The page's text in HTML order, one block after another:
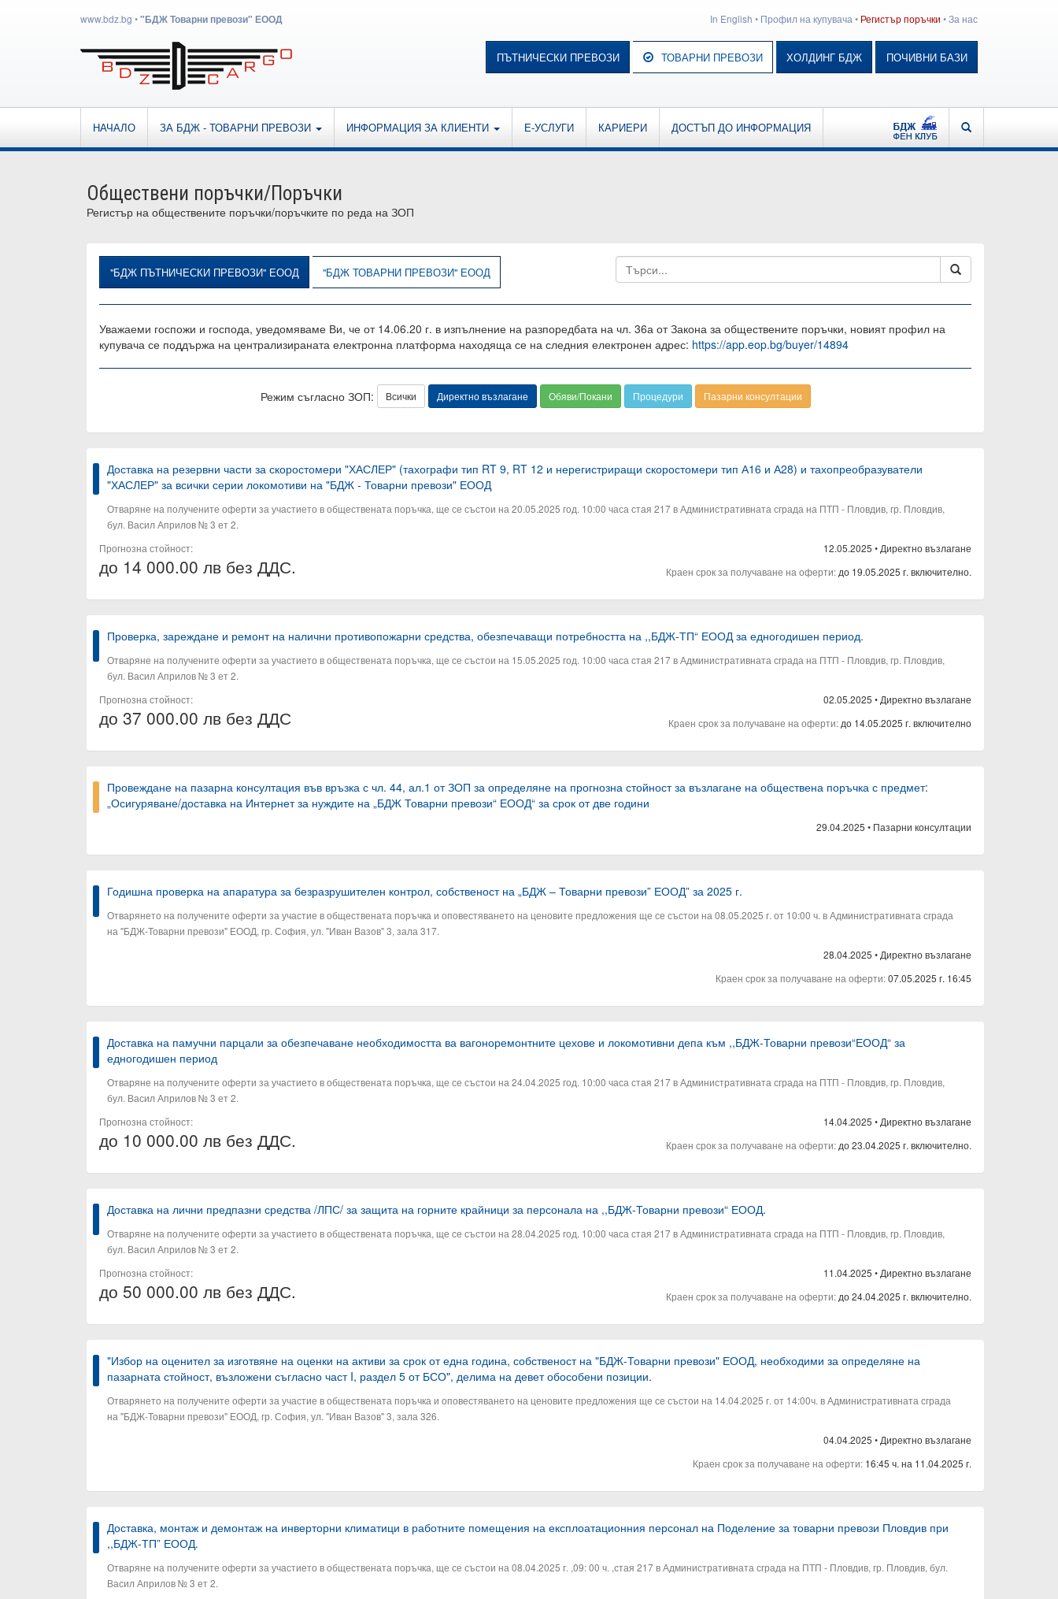
www.bdz.bg •"БДЖ Товарни превози" ЕООД In English • Профил на купувача • Регистър поръчки •За нас
ПЪТНИЧЕСКИ ПРЕВОЗИ ТОВАРНИ ПРЕВОЗИ ХОЛДИНГ БДЖ ПОЧИВНИ БАЗИ
НАЧАЛО ЗА БДЖ - ТОВАРНИ ПРЕВОЗИ ИНФОРМАЦИЯ ЗА КЛИЕНТИ Е-УСЛУГИ КАРИЕРИ ДОСТЪП ДО ИНФОРМАЦИЯ
БДЖ - ФЕН КЛУБ ТЪРСЕНЕ
Обществени поръчки/Поръчки
Регистър на обществените поръчки/поръчките по реда на ЗОП
"БДЖ ПЪТНИЧЕСКИ ПРЕВОЗИ" ЕООД "БДЖ ТОВАРНИ ПРЕВОЗИ" ЕООД
Уважаеми госпожи и господа, уведомяваме Ви, че от 14.06.20 г. в изпълнение на разпоредбата на чл. 36а от Закона за обществените поръчки, новият профил на
купувача се поддържа на централизираната електронна платформа находяща се на следния електронен адрес: https://app.eop.bg/buyer/14894
Режим съгласно ЗОП: Всички Директно възлагане Обяви/Покани Процедури Пазарни консултации
Доставка на резервни части за скоростомери "ХАСЛЕР" (тахографи тип RT 9, RT 12 и нерегистриращи скоростомери тип А16 и А28) и тахопреобразуватели
"ХАСЛЕР" за всички серии локомотиви на "БДЖ - Товарни превози" ЕООД
Отваряне на получените оферти за участието в обществената поръчка, ще се състои на 20.05.2025 год. 10:00 часа стая 217 в Административната сграда на ПТП - Пловдив, гр. Пловдив,
бул. Васил Априлов № 3 ет 2.
Прогнозна стойност:
до 14 000.00 лв без ДДС.
12.05.2025 • Директно възлагане
Краен срок за получаване на оферти: до 19.05.2025 г. включително.
Проверка, зареждане и ремонт на налични противопожарни средства, обезпечаващи потребността на ,,БДЖ-ТП“ ЕООД за едногодишен период.
Отваряне на получените оферти за участието в обществената поръчка, ще се състои на 15.05.2025 год. 10:00 часа стая 217 в Административната сграда на ПТП - Пловдив, гр. Пловдив,
бул. Васил Априлов № 3 ет 2.
Прогнозна стойност:
до 37 000.00 лв без ДДС
02.05.2025 • Директно възлагане
Краен срок за получаване на оферти: до 14.05.2025 г. включително
Провеждане на пазарна консултация във връзка с чл. 44, ал.1 от ЗОП за определяне на прогнозна стойност за възлагане на обществена поръчка с предмет:
„Осигуряване/доставка на Интернет за нуждите на „БДЖ Товарни превози“ ЕООД“ за срок от две години
29.04.2025 • Пазарни консултации
Годишна проверка на апаратура за безразрушителен контрол, собственост на „БДЖ – Товарни превози” ЕООД” за 2025 г.
Отварянето на получените оферти за участие в обществената поръчка и оповестяването на ценовите предложения ще се състои на 08.05.2025 г. от 10:00 ч. в Административната сграда
на "БДЖ-Товарни превози" ЕООД, гр. София, ул. "Иван Вазов" 3, зала 317.
28.04.2025 • Директно възлагане
Краен срок за получаване на оферти:07.05.2025 г. 16:45
Доставка на памучни парцали за обезпечаване необходимостта ва вагоноремонтните цехове и локомотивни депа към ,,БДЖ-Товарни превози“ЕООД“ за
едногодишен период
Отваряне на получените оферти за участието в обществената поръчка, ще се състои на 24.04.2025 год. 10:00 часа стая 217 в Административната сграда на ПТП - Пловдив, гр. Пловдив,
бул. Васил Априлов № 3 ет 2.
Прогнозна стойност:
до 10 000.00 лв без ДДС.
14.04.2025 • Директно възлагане
Краен срок за получаване на оферти: до 23.04.2025 г. включително.
Доставка на лични предпазни средства /ЛПС/ за защита на горните крайници за персонала на ,,БДЖ-Товарни превози“ ЕООД.
Отваряне на получените оферти за участието в обществената поръчка, ще се състои на 28.04.2025 год. 10:00 часа стая 217 в Административната сграда на ПТП - Пловдив, гр. Пловдив,
бул. Васил Априлов № 3 ет 2.
Прогнозна стойност:
до 50 000.00 лв без ДДС.
11.04.2025 • Директно възлагане
Краен срок за получаване на оферти: до 24.04.2025 г. включително.
"Избор на оценител за изготвяне на оценки на активи за срок от една година, собственост на "БДЖ-Товарни превози" ЕООД, необходими за определяне на
пазарната стойност, възложени съгласно част I, раздел 5 от БСО", делима на девет обособени позиции.
Отварянето на получените оферти за участие в обществената поръчка и оповестяването на ценовите предложения ще се състои на 14.04.2025 г. от 14:00ч. в Административната сграда
на "БДЖ-Товарни превози" ЕООД, гр. София, ул. "Иван Вазов" 3, зала 326.
04.04.2025 • Директно възлагане
Краен срок за получаване на оферти: 16:45 ч. на 11.04.2025 г.
Доставка, монтаж и демонтаж на инверторни климатици в работните помещения на експлоатационния персонал на Поделение за товарни превози Пловдив при
,,БДЖ-ТП” ЕООД.
Отваряне на получените оферти за участието в обществената поръчка, ще се състои на 08.04.2025 г. ,09: 00 ч. ,стая 217 в Административната сграда на ПТП - Пловдив, гр. Пловдив, бул.
Васил Априлов № 3 ет 2.